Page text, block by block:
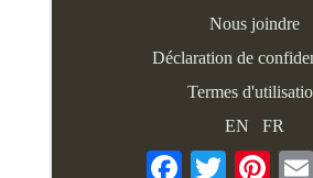
Nous joindre
Déclaration de
Termes
EN
FR